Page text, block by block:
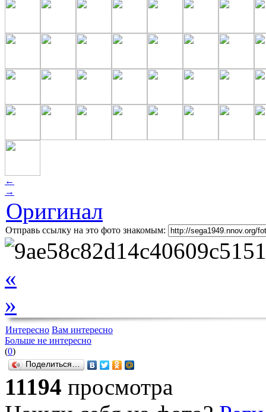
←
→
Оригинал
Отправь ссылку на это фото знакомым:
«
»
Интересно Вам интересно
Больше не интересно
(0)
Поделиться…
11194 просмотра